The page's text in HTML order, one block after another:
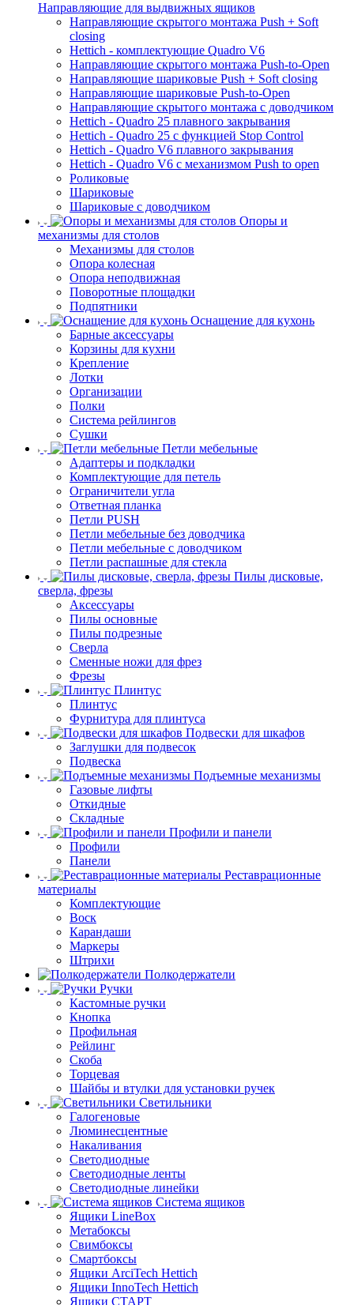
Направляющие для выдвижных ящиков
Направляющие скрытого монтажа Push + Soft
closing
Hettich - комплектующие Quadro V6
Направляющие скрытого монтажа Push-to-Open
Направляющие шариковые Push + Soft closing
Направляющие шариковые Push-to-Open
Направляющие скрытого монтажа с доводчиком
Hettich - Quadro 25 плавного закрывания
Hettich - Quadro 25 с функцией Stop Control
Hettich - Quadro V6 плавного закрывания
Hettich - Quadro V6 с механизмом Push to open
Роликовые
Шариковые
Шариковые с доводчиком
Опоры и
механизмы для столов
Механизмы для столов
Опора колесная
Опора неподвижная
Поворотные площадки
Подпятники
Оснащение для кухонь
Барные аксессуары
Корзины для кухни
Крепление
Лотки
Организации
Полки
Система рейлингов
Сушки
Петли мебельные
Адаптеры и подкладки
Комплектующие для петель
Ограничители угла
Ответная планка
Петли PUSH
Петли мебельные без доводчика
Петли мебельные с доводчиком
Петли распашные для стекла
Пилы дисковые,
сверла, фрезы
Аксессуары
Пилы основные
Пилы подрезные
Сверла
Сменные ножи для фрез
Фрезы
Плинтус
Плинтус
Фурнитура для плинтуса
Подвески для шкафов
Заглушки для подвесок
Подвеска
Подъемные механизмы
Газовые лифты
Откидные
Складные
Профили и панели
Профили
Панели
Реставрационные
материалы
Комплектующие
Воск
Карандаши
Маркеры
Штрихи
Полкодержатели
Ручки
Кастомные ручки
Кнопка
Профильная
Рейлинг
Скоба
Торцевая
Шайбы и втулки для установки ручек
Светильники
Галогеновые
Люминесцентные
Накаливания
Светодиодные
Светодиодные ленты
Светодиодные линейки
Система ящиков
Ящики LineBox
Метабоксы
Свимбоксы
Смартбоксы
Ящики ArciTech Hettich
Ящики InnoTech Hettich
Ящики СТАРТ